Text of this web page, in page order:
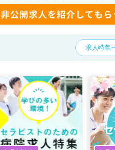
た求人特集をぜひご活用ください。
。
求人特集